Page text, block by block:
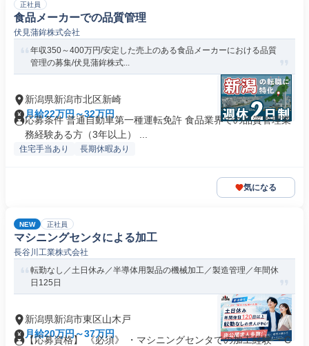
正社員
食品メーカーでの品質管理
伏見蒲鉾株式会社
年収350～400万円/安定した売上のある食品メーカーにおける品質
管理の募集/伏見蒲鉾株式...
新潟県新潟市北区新崎
月給22万円～32万円
応募条件 普通自動車第一種運転免許 食品業界での品質管理業
務経験ある方（3年以上） ...
住宅手当あり 長期休暇あり
気になる
NEW 正社員
マシニングセンタによる加工
長谷川工業株式会社
転勤なし／土日休み／半導体用製品の機械加工／製造管理／年間休
日125日
新潟県新潟市東区山木戸
月給20万円～37万円
【応募資格】 《必須》 ・マシニングセンタでの加工経験 ・C